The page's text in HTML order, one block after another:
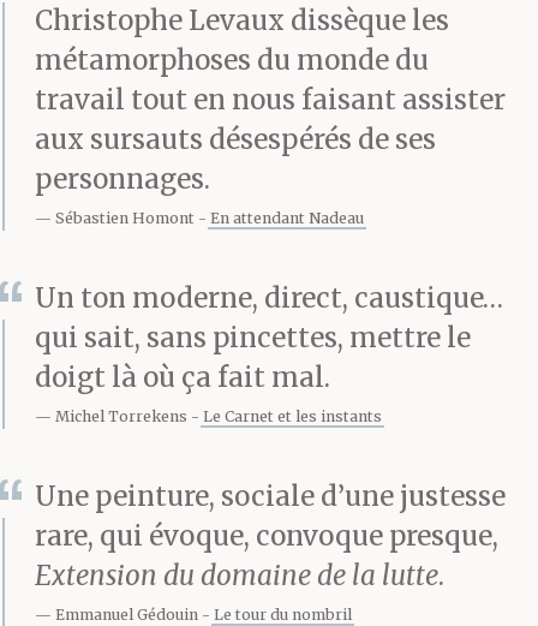
tour en rase
campagne conduire
leurs propres
troupeaux. De ces
jeunes loups, elle a pour
mission de faire des
pasteurs.
Elle se rassemble, elle
se concentre. Si elle
échoue à incarner le
dogme, elle en concède
l’inanité, et la
Christophe Levaux dissèque les
métamorphoses du monde du
travail tout en nous faisant assister
aux sursauts désespérés de ses
personnages.
Sébastien Homont En attendant Nadeau
Un ton moderne, direct, caustique…
qui sait, sans pincettes, mettre le
doigt là où ça fait mal.
Michel Torrekens Le Carnet et les instants
Une peinture, sociale d’une justesse
rare, qui évoque, convoque presque,
Extension du domaine de la lutte.
Emmanuel Gédouin Le tour du nombril